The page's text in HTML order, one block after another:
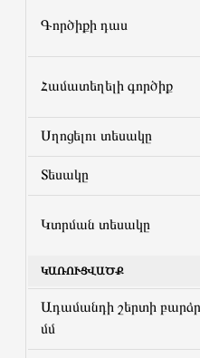
Գործիքի դաս
Համատեղելի գործիք
Սղոցելու տեսակը
Տեսակը
Կտրման տեսակը
ԿԱՌՈՒՑՎԱԾՔ
Ադամանդի շերտի
մմ